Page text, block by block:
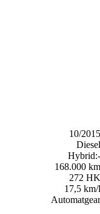
10/2015
Diesel
Hybrid:-
168.000 km
272 HK
17,5 km/l
Automatgear